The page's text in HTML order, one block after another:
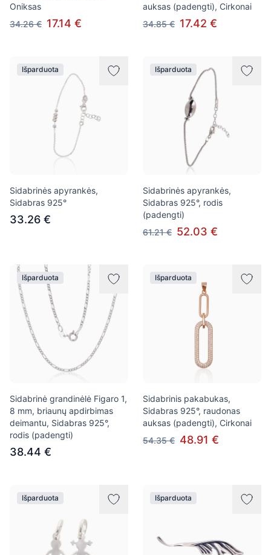
Oniksas
34.26 € 17.14 €
auksas (padengti), Cirkonai
34.85 € 17.42 €
Išparduota
Sidabrinės apyrankės,
Sidabras 925°
33.26 €
Išparduota
Sidabrinės apyrankės,
Sidabras 925°, rodis
(padengti)
61.21 € 52.03 €
Išparduota
Sidabrinė grandinėlė Figaro 1,
8 mm, briaunų apdirbimas
deimantu, Sidabras 925°,
rodis (padengti)
38.44 €
Išparduota
Sidabrinis pakabukas,
Sidabras 925°, raudonas
auksas (padengti), Cirkonai
54.35 € 48.91 €
Išparduota Išparduota